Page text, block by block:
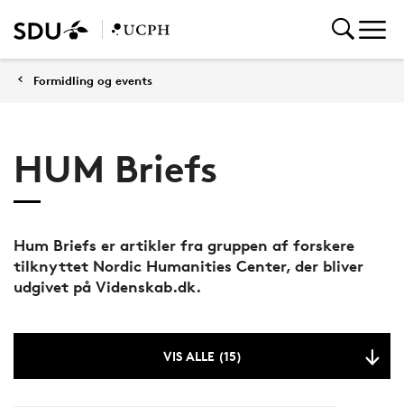
Formidling og events
HUM Briefs
Hum Briefs er artikler fra gruppen af forskere
tilknyttet Nordic Humanities Center, der bliver
udgivet på Videnskab.dk.
VIS ALLE (15)